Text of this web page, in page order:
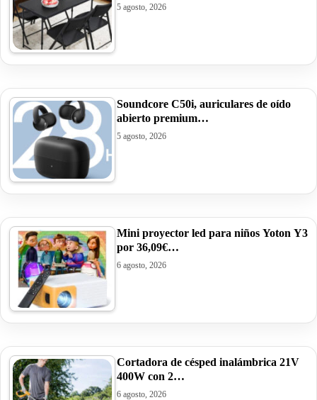
5 agosto, 2026
Soundcore C50i, auriculares de oído
abierto premium…
5 agosto, 2026
Mini proyector led para niños Yoton Y3
por 36,09€…
6 agosto, 2026
Cortadora de césped inalámbrica 21V
400W con 2…
6 agosto, 2026